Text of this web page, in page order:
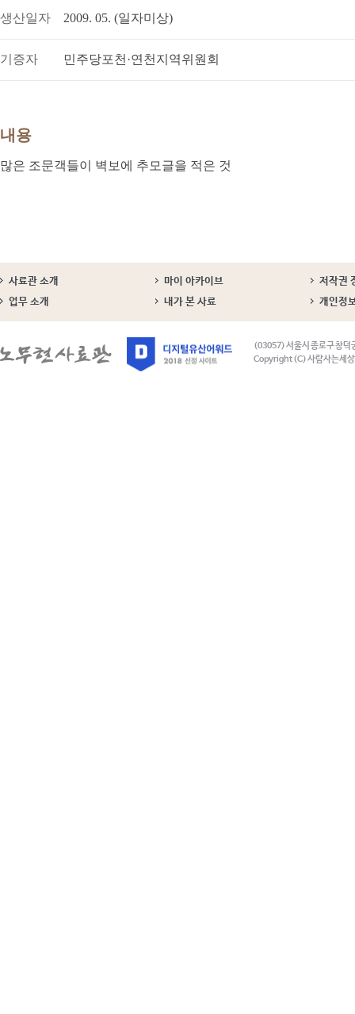
생산일자 2009. 05. (일자미상)
기증자 민주당포천·연천지역위원회
내용
많은 조문객들이 벽보에 추모글을 적은 것
사료관 소개 마이 아카이브
저작권
업무 소개
내가 본 사료 개인정
(03057) 서울시 종로구 창덕
Copyright (C) 사람사는세